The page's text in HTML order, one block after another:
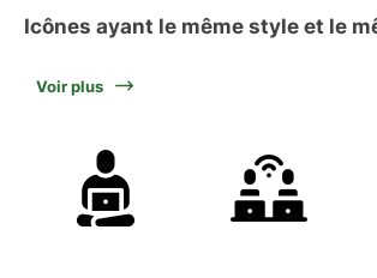
Icônes ayant le même style et le
Voir plus